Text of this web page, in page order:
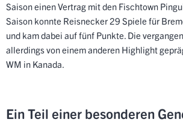
Saison einen Vertrag mit den Fischtown
Saison konnte Reisnecker 29 Spiele für
und kam dabei auf fünf Punkte. Die
allerdings von einem anderen Highlight
WM in Kanada.
Ein Teil einer besonderen